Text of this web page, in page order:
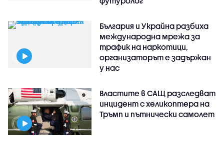
България и Украйна разбиха
международна мрежа за
трафик на наркотици,
организаторът е задържан
у нас
Властите в САЩ разследват
инцидент с хеликоптера на
Тръмп и пътнически самолет